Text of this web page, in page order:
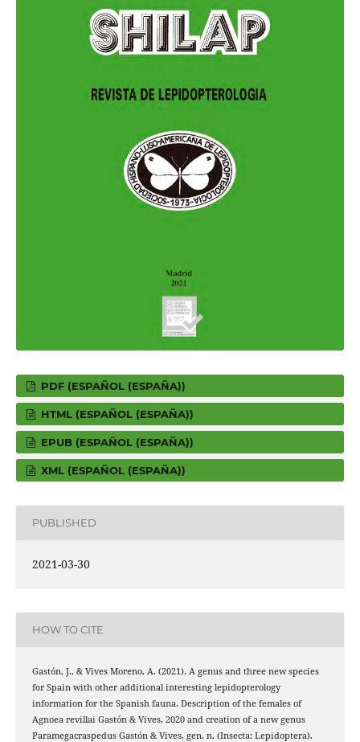
PDF (ESPAÑOL (ESPAÑA))
HTML (ESPAÑOL (ESPAÑA))
EPUB (ESPAÑOL (ESPAÑA))
XML (ESPAÑOL (ESPAÑA))
PUBLISHED
2021-03-30
HOW TO CITE
Gastón, J., & Vives Moreno, A. (2021). A genus and three new species
for Spain with other additional interesting lepidopterology
information for the Spanish fauna. Description of the females of
Agnoea revillai Gastón & Vives, 2020 and creation of a new genus
Paramegacraspedus Gastón & Vives, gen. n. (Insecta: Lepidoptera).